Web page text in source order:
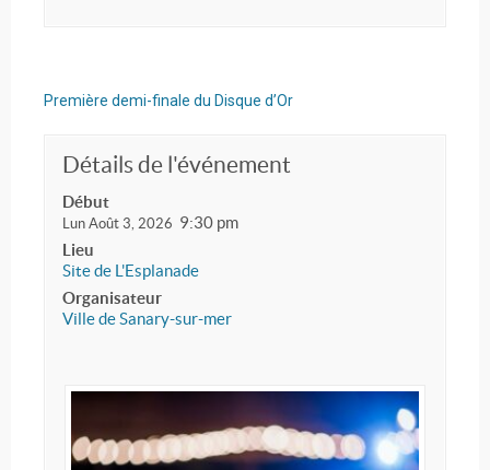
Première demi-finale du Disque d’Or
Détails de l'événement
Début
Lun Août 3, 2026 9:30 pm
Lieu
Site de L'Esplanade
Organisateur
Ville de Sanary-sur-mer